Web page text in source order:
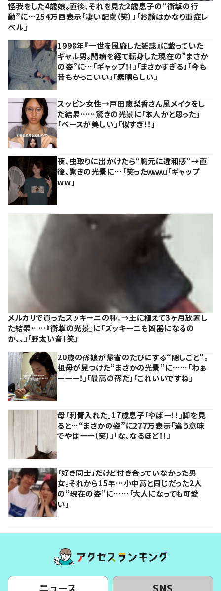
怪我をした4歳娘。直後、それを見た2歳息子の“衝撃の行
動”に…254万回表示「凄い配慮（笑）」「お顔はかなり重症レ
ベル」
1998年『一世を風靡した雑誌』に載っていた
ギャル男。闘病を経て転身した現在の”まさか
の姿”に…「ギャップ！！」「まさかすぎる」「今も
昔もかっこいい」「素晴らしい」
スッピン女性→戸田恵梨香さん風メイクをし
た結果……驚きの光景に「本人かと思った」
「ベースが美しい」「似すぎ！！」
夜、虫取りに出かけたら“胸元に違和感”→直
後、驚きの光景に…「笑ったｗｗｗ」「ギャップ
ww」
メルカリで買ったズッキーニの種。→土に植えて3ヶ月放置し
た結果……『衝撃の光景』に「ズッキーニも凶器になるの
か、、」「野太い音！笑」
20歳の孫娘が帰省のたびにする“隠しごと”。
祖母が見つけた“まさかの光景”に……「わぁ
ーーー！」「最高の孫だ」「これいいですね」
母「刺青入れた」17歳息子「やばー！！」脚を見
ると…“まさかの姿”に277万表示「違う意味
でやばーー（笑）」「な、なるほど！！」
「好き同士」だけど付き合っていなかった男
女。それから15年…小中高と同じだった2人
の“現在の姿”に……「大人になっても可愛
い」
ニュース SNS